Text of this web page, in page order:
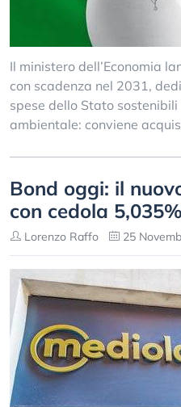
Il ministero dell’Economia
con scadenza nel 2031,
spese dello Stato
ambientale: conviene
Bond oggi: il
con cedola
Lorenzo Raffo 25